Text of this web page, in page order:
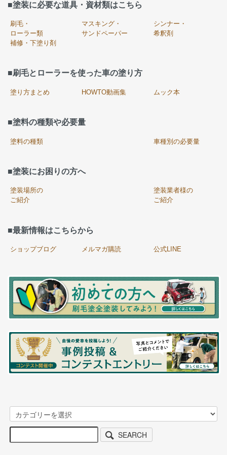
■塗装に必要な道具・資材類はこちら
刷毛・
ローラー類
マスキング・
サンドペーパー
シンナー・
希釈剤
補修・下塗り剤
■刷毛とローラーを使った車の塗り方
塗り方まとめ HOWTO動画集 ムック本
■塗料の種類や必要量
塗料の種類 車種別の必要量
■塗装にお困りの方へ
塗装場所の
ご紹介
塗装業者様の
ご紹介
■最新情報はこちらから
ショップブログ メルマガ購読 公式LINE
SEARCH